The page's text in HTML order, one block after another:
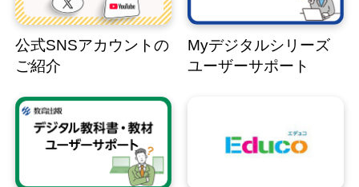
公式SNSアカウントの
ご紹介
Myデジタルシリーズ
ユーザーサポート